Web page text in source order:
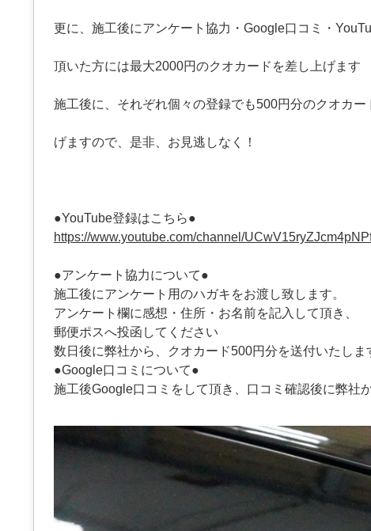
更に、施工後にアンケート協力・Google口コミ・
頂いた方には最大2000円のクオカードを差し上げます
施工後に、それぞれ個々の登録でも500円分のクオカー
げますので、是非、お見逃しなく！
●YouTube登録はこちら●
https://www.youtube.com/channel/
●アンケート協力について●
施工後にアンケート用のハガキをお渡し致します。
アンケート欄に感想・住所・お名前を記入して頂き、
郵便ポスへ投函してください
数日後に弊社から、クオカード500円分を送付いたしま
●Google口コミについて●
施工後Google口コミをして頂き、口コミ確認後に弊社